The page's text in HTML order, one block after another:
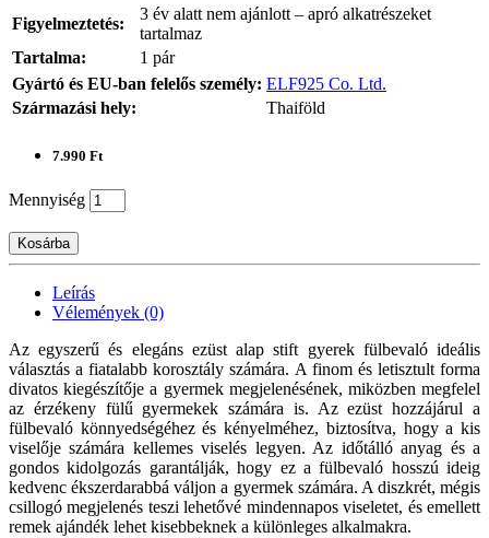
Figyelmeztetés:
3 év alatt nem ajánlott – apró alkatrészeket
tartalmaz
Tartalma:
1 pár
Gyártó és EU-ban felelős személy: ELF925 Co. Ltd.
Származási hely:
Thaiföld
7.990 Ft
Mennyiség
Kosárba
Leírás
Vélemények (0)
Az egyszerű és elegáns ezüst alap stift gyerek fülbevaló ideális
választás a fiatalabb korosztály számára. A finom és letisztult forma
divatos kiegészítője a gyermek megjelenésének, miközben megfelel
az érzékeny fülű gyermekek számára is. Az ezüst hozzájárul a
fülbevaló könnyedségéhez és kényelméhez, biztosítva, hogy a kis
viselője számára kellemes viselés legyen. Az időtálló anyag és a
gondos kidolgozás garantálják, hogy ez a fülbevaló hosszú ideig
kedvenc ékszerdarabbá váljon a gyermek számára. A diszkrét, mégis
csillogó megjelenés teszi lehetővé mindennapos viseletet, és emellett
remek ajándék lehet kisebbeknek a különleges alkalmakra.